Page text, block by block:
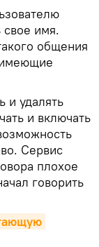
свое имя.
общения
и удалять
и включать
Сервис
плохое
говорить